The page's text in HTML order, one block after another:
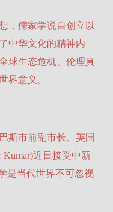
，儒家学说自创立以
中华文化的精神内
球生态危机、伦理真
界意义。
斯市前副市长、英国
Kumar)近日接受中新
是当代世界不可忽视